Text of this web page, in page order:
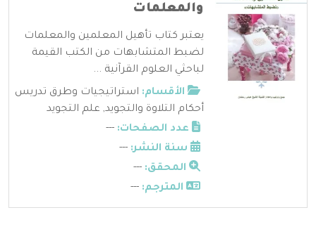
والمعلمات
يعتبر كتاب تأهيل المعلمين والمعلمات
لضبط المتشابهات من الكتب القيمة
لباحثي العلوم القرآنية ...
الأقسام: استراتيجيات وطرق تدريس
أحكام التلاوة والتجويد, علم التجويد
عدد الصفحات: ---
سنة النشر: ---
المحقق: ---
المترجم: ---